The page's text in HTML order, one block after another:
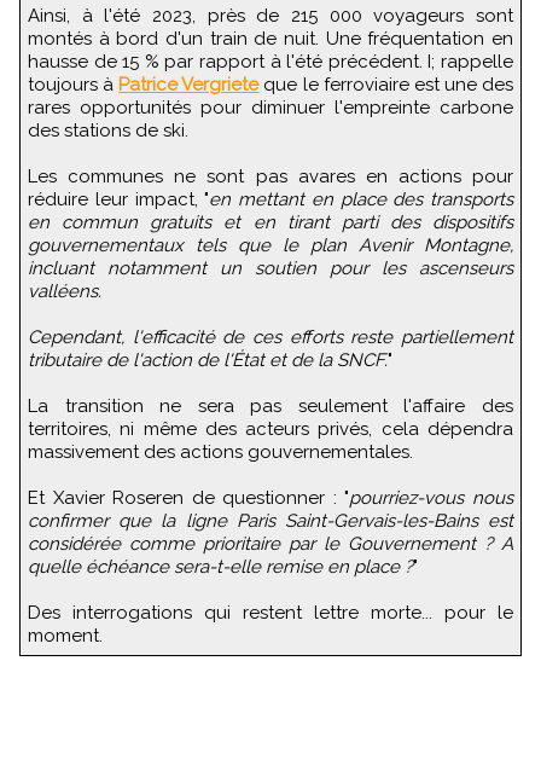
Ainsi, à l'été 2023, près de 215 000 voyageurs sont
montés à bord d'un train de nuit. Une fréquentation en
hausse de 15 % par rapport à l'été précédent. I; rappelle
toujours à Patrice Vergrieteque le ferroviaire est une des
rares opportunités pour diminuer l'empreinte carbone
des stations de ski.
Les communes ne sont pas avares en actions pour
réduire leur impact, "en mettant en place des transports
en commun gratuits et en tirant parti des dispositifs
gouvernementaux tels que le plan Avenir Montagne,
incluant notamment un soutien pour les ascenseurs
valléens.
Cependant, l'efficacité de ces efforts reste partiellement
tributaire de l'action de l'État et de la SNCF."
La transition ne sera pas seulement l'affaire des
territoires, ni même des acteurs privés, cela dépendra
massivement des actions gouvernementales.
Et Xavier Roseren de questionner : "pourriez-vous nous
confirmer que la ligne Paris Saint-Gervais-les-Bains est
considérée comme prioritaire par le Gouvernement ? A
quelle échéance sera-t-elle remise en place ?"
Des interrogations qui restent lettre morte... pour le
moment.